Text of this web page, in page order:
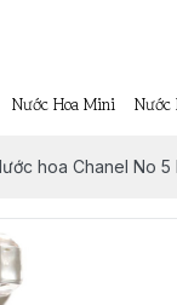
Nước Hoa Mini Nước
hoa Chanel No 5